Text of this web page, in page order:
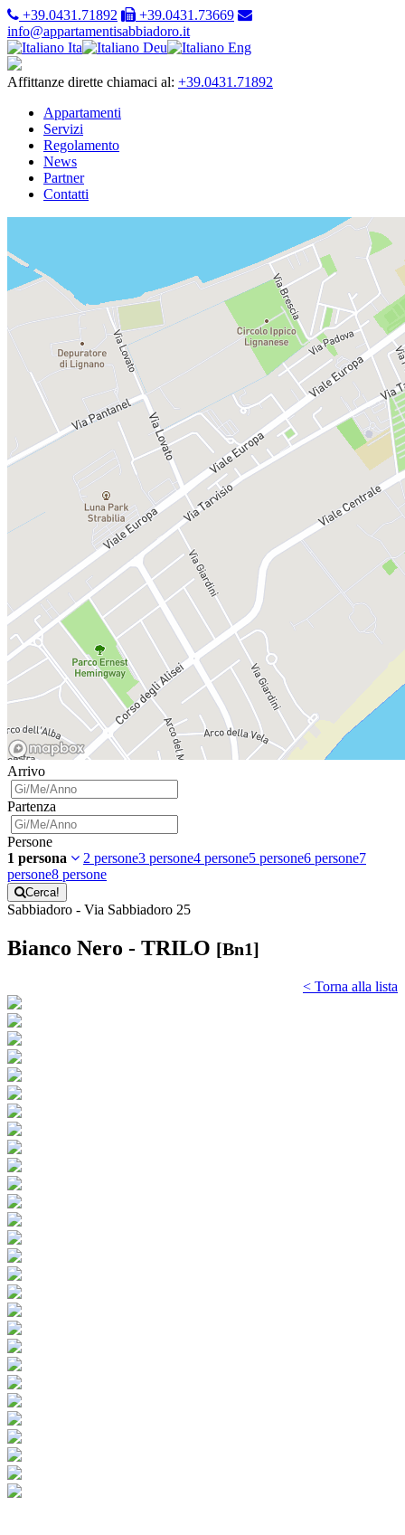
+39.0431.71892
+39.0431.73669
info@appartamentisabbiadoro.it
Ita
Deu Eng
Affittanze dirette chiamaci al: +39.0431.71892
Appartamenti
Servizi
Regolamento
News
Partner
Contatti
Arrivo
Partenza
Persone
1 persona
2 persone3 persone4 persone5 persone6 persone7
persone8 persone
Cerca!
Sabbiadoro - Via Sabbiadoro 25
Bianco Nero - TRILO [Bn1]
< Torna alla lista